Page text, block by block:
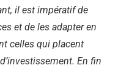
il est impératif de
et de les adapter en
celles qui placent
En fin